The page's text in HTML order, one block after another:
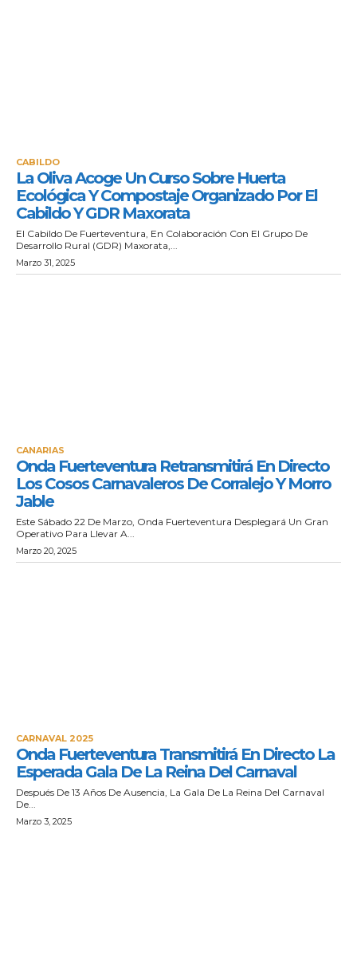
CABILDO
La Oliva Acoge Un Curso Sobre Huerta
Ecológica Y Compostaje Organizado Por El
Cabildo Y GDR Maxorata
El Cabildo De Fuerteventura, En Colaboración Con El Grupo De
Desarrollo Rural (GDR) Maxorata,...
Marzo 31, 2025
CANARIAS
Onda Fuerteventura Retransmitirá En Directo
Los Cosos Carnavaleros De Corralejo Y Morro
Jable
Este Sábado 22 De Marzo, Onda Fuerteventura Desplegará Un Gran
Operativo Para Llevar A...
Marzo 20, 2025
CARNAVAL 2025
Onda Fuerteventura Transmitirá En Directo La
Esperada Gala De La Reina Del Carnaval
Después De 13 Años De Ausencia, La Gala De La Reina Del Carnaval
De...
Marzo 3, 2025